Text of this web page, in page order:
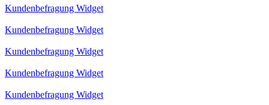
Kundenbefragung Widget
Kundenbefragung Widget
Kundenbefragung Widget
Kundenbefragung Widget
Kundenbefragung Widget